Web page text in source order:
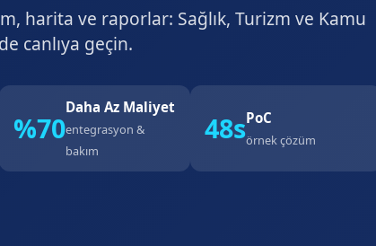
harita ve raporlar: Sağlık, Turizm ve Kamu
canlıya geçin.
%70
Daha Az Maliyet
entegrasyon &
bakım
48sPoC
örnek çözüm